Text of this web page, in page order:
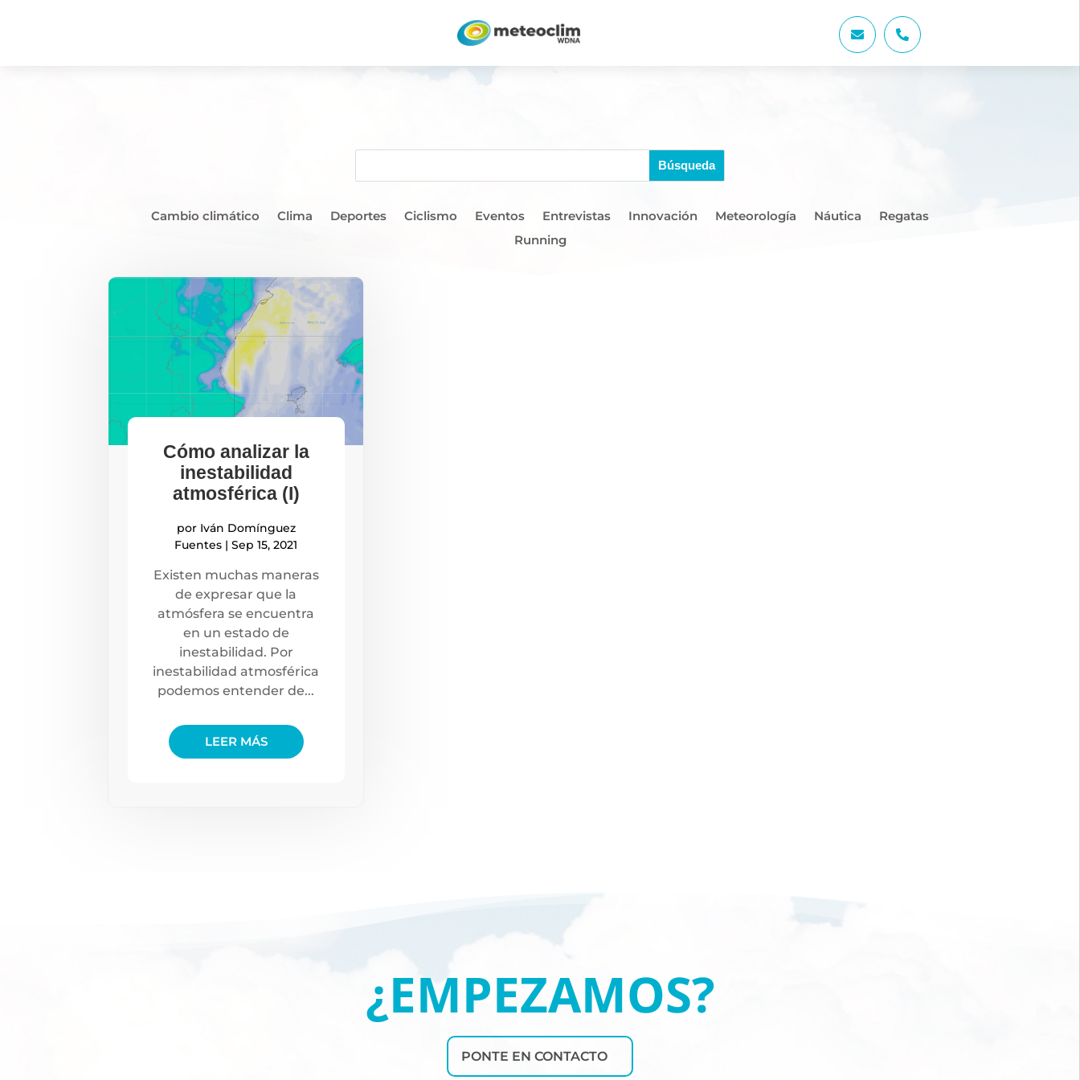
 
Cambio climático Clima Deportes Ciclismo Eventos Entrevistas Innovación Meteorología Náutica
Regatas
Running
Cómo analizar la
inestabilidad
atmosférica (I)
por Iván Domínguez
Fuentes |Sep 15, 2021
Existen muchas maneras
de expresar que la
atmósfera se encuentra
en un estado de
inestabilidad. Por
inestabilidad atmosférica
podemos entender de...
LEER MÁS
¿EMPEZAMOS?
PONTE EN CONTACTO